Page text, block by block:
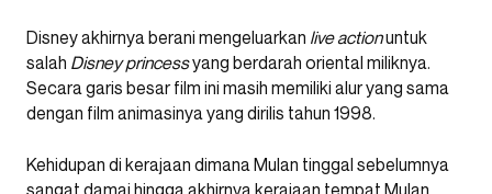
Disney akhirnya berani mengeluarkan live actionuntuk
salah Disney princessyang berdarah oriental miliknya.
Secara garis besar film ini masih memiliki alur yang sama
dengan film animasinya yang dirilis tahun 1998.
Kehidupan di kerajaan dimana Mulan tinggal sebelumnya
sangat damai hingga akhirnya kerajaan tempat Mulan